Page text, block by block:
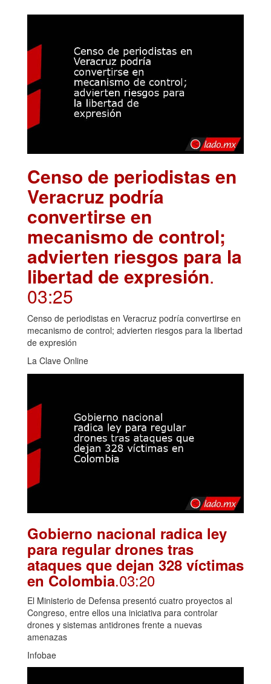
Censo de periodistas en
Veracruz podría
convertirse en
mecanismo de control;
advierten riesgos para la
libertad de expresión.
03:25
Censo de periodistas en Veracruz podría convertirse en
mecanismo de control; advierten riesgos para la libertad
de expresión
La Clave Online
Gobierno nacional radica ley
para regular drones tras
ataques que dejan 328 víctimas
en Colombia.03:20
El Ministerio de Defensa presentó cuatro proyectos al
Congreso, entre ellos una iniciativa para controlar
drones y sistemas antidrones frente a nuevas
amenazas
Infobae